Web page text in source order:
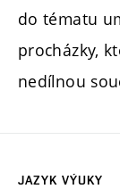
do tématu
procházky,
nedílnou
JAZYK VÝUKY